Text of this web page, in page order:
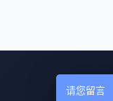
请您留言